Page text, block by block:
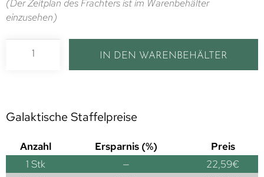
(Der Zeitplan des Frachters ist im Warenbehälter
einzusehen)
IN DEN WARENBEHÄLTER
Galaktische Staffelpreise
Anzahl Ersparnis (%)
Preis
1 Stk — 22,59€